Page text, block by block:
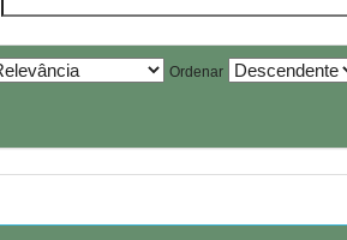
Ordenar